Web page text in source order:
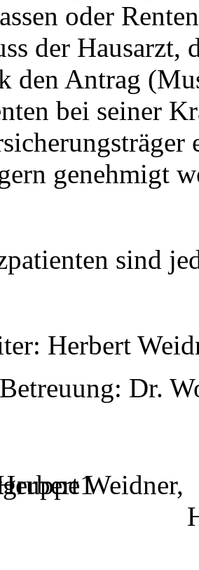
oder
der Hausarzt,
den Antrag
bei seiner
genehmigt
sind
Herbert
Dr.